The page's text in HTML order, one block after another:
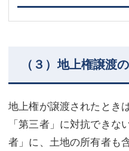
（３）地上権譲渡
地上権が譲渡されたとき
「第三者」に対抗でき
者」に、土地の所有者も